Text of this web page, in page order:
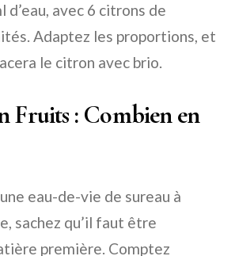
avec 6 citrons de
Adaptez les proportions, et
le citron avec brio.
Fruits : Combien en
eau-de-vie de sureau à
sachez qu’il faut être
première. Comptez